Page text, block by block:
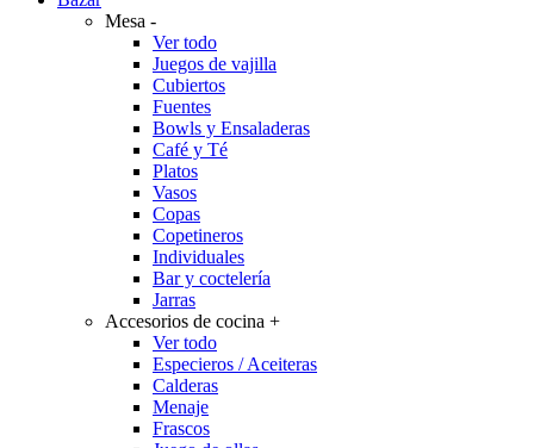
Mesa -
Ver todo
Juegos de vajilla
Cubiertos
Fuentes
Bowls y Ensaladeras
Café y Té
Platos
Vasos
Copas
Copetineros
Individuales
Bar y coctelería
Jarras
Accesorios de cocina +
Ver todo
Especieros / Aceiteras
Calderas
Menaje
Frascos